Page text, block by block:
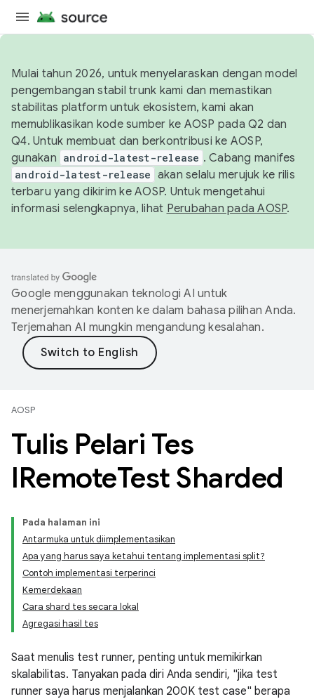
Mulai tahun 2026, untuk menyelaraskan dengan model
pengembangan stabil trunk kami dan memastikan
stabilitas platform untuk ekosistem, kami akan
memublikasikan kode sumber ke AOSP pada Q2 dan
Q4. Untuk membuat dan berkontribusi ke AOSP,
gunakan android-latest-release . Cabang manifes
android-latest-release akan selalu merujuk ke rilis
terbaru yang dikirim ke AOSP. Untuk mengetahui
informasi selengkapnya, lihat Perubahan pada AOSP.
Google menggunakan teknologi AI untuk
menerjemahkan konten ke dalam bahasa pilihan Anda.
Terjemahan AI mungkin mengandung kesalahan.
AOSP
Tulis Pelari Tes
IRemoteTest Sharded
Pada halaman ini
Antarmuka untuk diimplementasikan
Apa yang harus saya ketahui tentang implementasi split?
Contoh implementasi terperinci
Kemerdekaan
Cara shard tes secara lokal
Agregasi hasil tes
Saat menulis test runner, penting untuk memikirkan
skalabilitas. Tanyakan pada diri Anda sendiri, "jika test
runner saya harus menjalankan 200K test case" berapa